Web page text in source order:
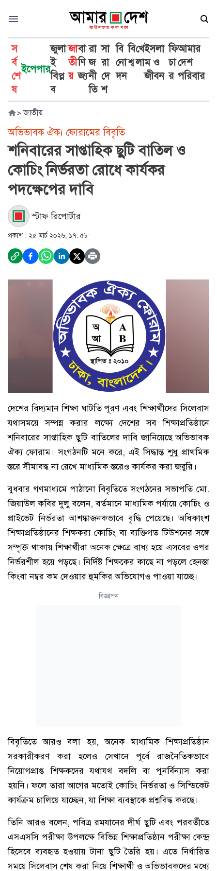
স
র্ব
শে
ষ
ইপেপার
জুলা
ই
বিপ্ল
ব
জা
তী
য়
বা
ণি
জ্য
রা
জ
নী
তি
সা
রা
দে
শ
বি
নো
দন
বি
শ্ব
খে
লা
ইসলা
ম ও
জীবন
ফি
চা
র
আমার
দেশ
পরিবার
> জাতীয়
অভিভাবক ঐক্য ফোরামের বিবৃতি
শনিবারের সাপ্তাহিক ছুটি বাতিল ও
কোচিং নির্ভরতা রোধে কার্যকর
পদক্ষেপের দাবি
স্টাফ রিপোর্টার
প্রকাশ : ২৫ মার্চ ২০২৬, ১৭: ৫৮
দেশের বিদ্যমান শিক্ষা ঘাটতি পূরণ এবং শিক্ষার্থীদের সিলেবাস
যথাসময়ে সম্পন্ন করার লক্ষ্যে দেশের সব শিক্ষাপ্রতিষ্ঠানে
শনিবারের সাপ্তাহিক ছুটি বাতিলের দাবি জানিয়েছে অভিভাবক
ঐক্য ফোরাম। সংগঠনটি মনে করে, এই সিদ্ধান্ত শুধু প্রাথমিক
স্তরে সীমাবদ্ধ না রেখে মাধ্যমিক স্তরেও কার্যকর করা জরুরি।
বুধবার গণমাধ্যমে পাঠানো বিবৃতিতে সংগঠনের সভাপতি মো.
জিয়াউল কবির দুলু বলেন, বর্তমানে মাধ্যমিক পর্যায়ে কোচিং ও
প্রাইভেট নির্ভরতা আশঙ্কাজনকভাবে বৃদ্ধি পেয়েছে। অধিকাংশ
শিক্ষাপ্রতিষ্ঠানের শিক্ষকরা কোচিং বা ব্যক্তিগত টিউশনের সঙ্গে
সম্পৃক্ত থাকায় শিক্ষার্থীরা অনেক ক্ষেত্রে বাধ্য হয়ে এসবের ওপর
নির্ভরশীল হয়ে পড়ছে। নির্দিষ্ট শিক্ষকের কাছে না পড়লে হেনস্তা
কিংবা নম্বর কম দেওয়ার হুমকির অভিযোগও পাওয়া যাচ্ছে।
বিজ্ঞাপন
বিবৃতিতে আরও বলা হয়, অনেক মাধ্যমিক শিক্ষাপ্রতিষ্ঠান
সরকারীকরণ করা হলেও সেখানে পূর্বে রাজনৈতিকভাবে
নিয়োগপ্রাপ্ত শিক্ষকদের যথাযথ বদলি বা পুনর্বিন্যাস করা
হয়নি। ফলে তারা আগের মতোই কোচিং নির্ভরতা ও সিন্ডিকেট
কার্যক্রম চালিয়ে যাচ্ছেন, যা শিক্ষা ব্যবস্থাকে প্রশ্নবিদ্ধ করছে।
তিনি আরও বলেন, পবিত্র রমযানের দীর্ঘ ছুটি এবং পরবর্তীতে
এসএসসি পরীক্ষা উপলক্ষে বিভিন্ন শিক্ষাপ্রতিষ্ঠান পরীক্ষা কেন্দ্র
হিসেবে ব্যবহৃত হওয়ায় টানা ছুটি তৈরি হয়। এতে নির্ধারিত
সময়ে সিলেবাস শেষ করা নিয়ে শিক্ষার্থী ও অভিভাবকদের মধ্যে